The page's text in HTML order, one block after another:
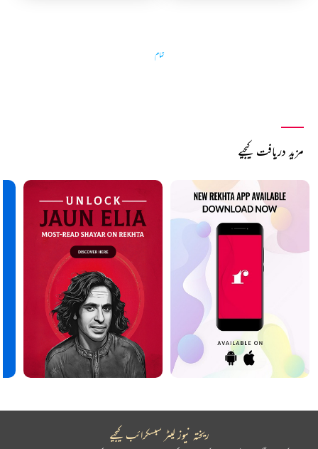
تمام
مزید دریافت کیجیے
ریختہ نیوز لیٹر سبسکرائب کیجیے